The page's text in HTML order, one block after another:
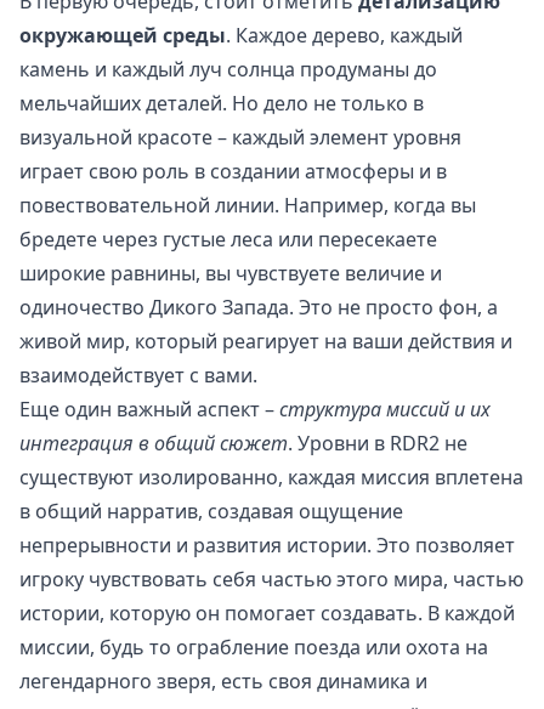
окружающей среды. Каждое дерево, каждый
камень и каждый луч солнца продуманы до
мельчайших деталей. Но дело не только в
визуальной красоте – каждый элемент уровня
играет свою роль в создании атмосферы и в
повествовательной линии. Например, когда вы
бредете через густые леса или пересекаете
широкие равнины, вы чувствуете величие и
одиночество Дикого Запада. Это не просто фон, а
живой мир, который реагирует на ваши действия и
взаимодействует с вами.
Еще один важный аспект –структура миссий и их
интеграция в общий сюжет. Уровни в RDR2 не
существуют изолированно, каждая миссия вплетена
в общий нарратив, создавая ощущение
непрерывности и развития истории. Это позволяет
игроку чувствовать себя частью этого мира, частью
истории, которую он помогает создавать. В каждой
миссии, будь то ограбление поезда или охота на
легендарного зверя, есть своя динамика и